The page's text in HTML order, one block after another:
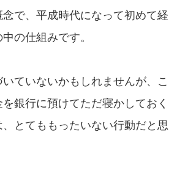
で、平成時代になって初めて経
の仕組みです。
ていないかもしれませんが、こ
銀行に預けてただ寝かしておく
とてももったいない行動だと思